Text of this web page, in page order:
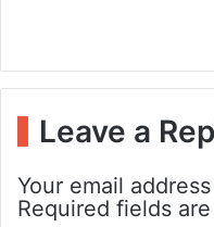
Leave a
Your email
Required fields